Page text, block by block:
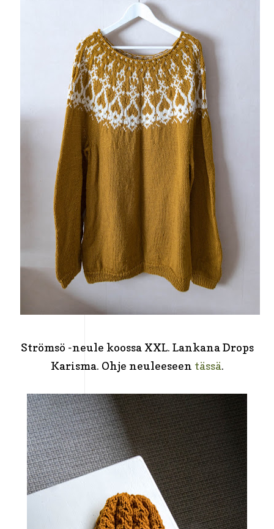
Strömsö -neule koossa XXL. Lankana Drops
Karisma. Ohje neuleeseen tässä.